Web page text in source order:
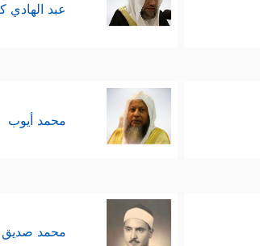
عبد الهادي
محمد أيوب
محمد صديق